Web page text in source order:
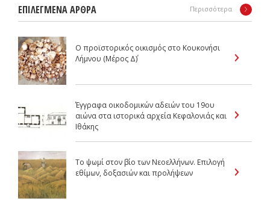
ΕΠΙΛΕΓΜΕΝΑ ΑΡΘΡΑ Περισσότερα
Ο προϊστορικός οικισμός στο Kουκονήσι
Λήμνου (Μέρος Δ΄)
Έγγραφα οικοδομικών αδειών του 19ου
αιώνα στα ιστορικά αρχεία Κεφαλονιάς και
Ιθάκης
Tο ψωμί στον βίο των Nεοελλήνων. Επιλογή
εθίμων, δοξασιών και προλήψεων